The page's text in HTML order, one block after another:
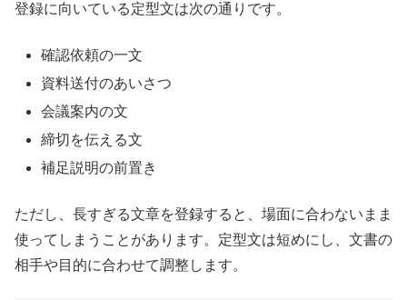
登録に向いている定型文は次の通りです。
確認依頼の一文
資料送付のあいさつ
会議案内の文
締切を伝える文
補足説明の前置き
ただし、長すぎる文章を登録すると、場面に合わないまま
使ってしまうことがあります。定型文は短めにし、文書の
相手や目的に合わせて調整します。